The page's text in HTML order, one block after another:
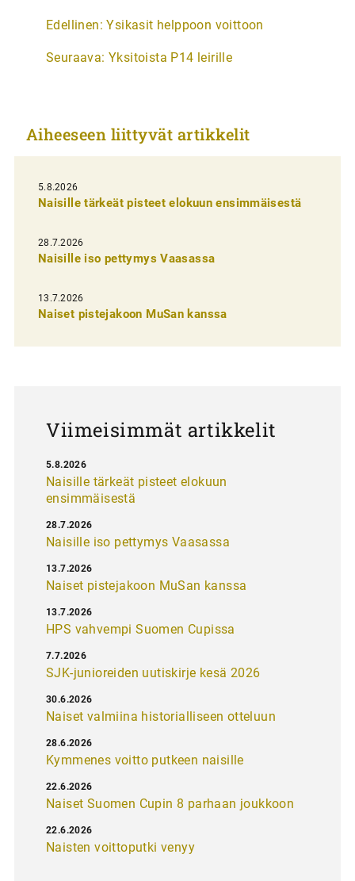
A
t
k
e
l
i
e
n
e
Edellinen: Ysikasit helppoon voittoon
Seuraava: Yksitoista P14 leirille
Aiheeseen liittyvät artikkelit
5.8.2026
Naisille tärkeät pisteet elokuun ensimmäisestä
28.7.2026
Naisille iso pettymys Vaasassa
13.7.2026
Naiset pistejakoon MuSan kanssa
Viimeisimmät artikkelit
Naisille tärkeät pisteet elokuun
ensimmäisestä
5.8.2026
Naisille iso pettymys Vaasassa
28.7.2026
Naiset pistejakoon MuSan kanssa
13.7.2026
HPS vahvempi Suomen Cupissa
13.7.2026
SJK-junioreiden uutiskirje kesä 2026
7.7.2026
Naiset valmiina historialliseen otteluun
30.6.2026
Kymmenes voitto putkeen naisille
28.6.2026
Naiset Suomen Cupin 8 parhaan joukkoon
22.6.2026
Naisten voittoputki venyy
22.6.2026